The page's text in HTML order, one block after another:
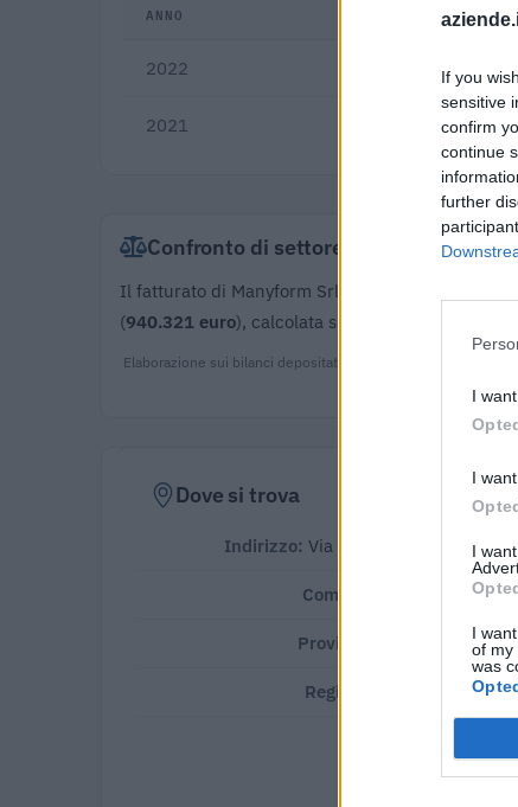
If you
sensitive
confirm
continue
further
I
I
I
I
of my
was
ANNO
2022
2021 €
Confronto di settore
Il fatturato di Manyform Srl (
(940.321 euro), calcolata su 158 imprese.
Elaborazione sui bilanci depositati (Registro Imprese).
Dove si trova
Indirizzo: Via Ugo Foscolo 8 , 35131
Comune:
Provincia:
Regione: